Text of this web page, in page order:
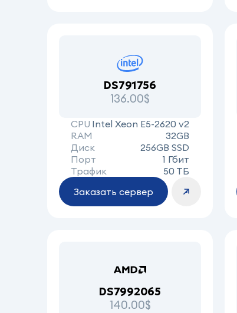
DS791756
136.00$
CPU Intel Xeon E5-2620 v2
RAM
32GB
Диск
256GB SSD
Порт
1 Гбит
Трафик
50 ТБ
Заказать сервер
DS7992065
140.00$